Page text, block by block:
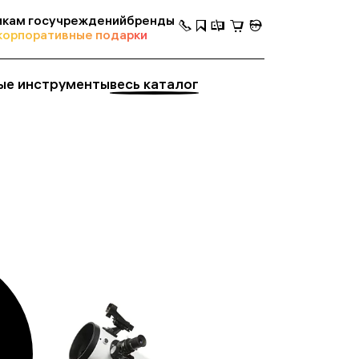
госучрежденийбренды
подарки
инструментывесь каталог